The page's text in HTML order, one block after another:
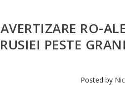
AVERTIZARE RO-
RUSIEI PESTE
Posted by